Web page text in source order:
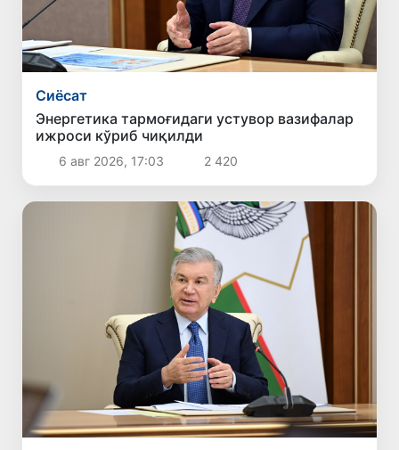
Сиёсат
Энергетика тармоғидаги устувор вазифалар
ижроси кўриб чиқилди
6 авг 2026, 17:03 2 420